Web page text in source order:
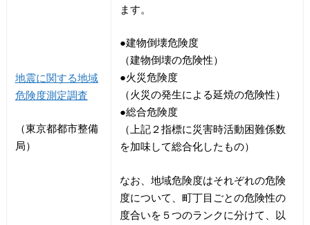
地震に関する地域
危険度測定調査
（東京都都市整備
局）
ます。
●建物倒壊危険度
（建物倒壊の危険性）
●火災危険度
（火災の発生による延焼の危険性）
●総合危険度
（上記２指標に災害時活動困難係数
を加味して総合化したもの）
なお、地域危険度はそれぞれの危険
度について、町丁目ごとの危険性の
度合いを５つのランクに分けて、以